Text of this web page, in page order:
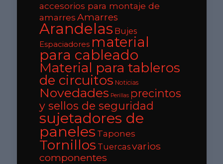
accesorios para montaje de
amarresAmarres
Arandelas Bujes
Espaciadores material
para cableado
Material para tableros
de circuitos Noticias
Novedades Perillas precintos
y sellos de seguridad
sujetadores de
paneles Tapones
Tornillos Tuercasvarios
componentes